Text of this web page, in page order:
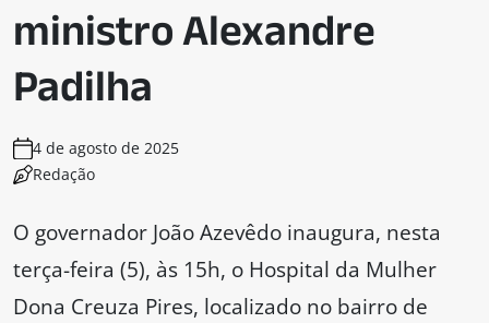
ministro Alexandre
Padilha
4 de agosto de 2025
Redação
O governador João Azevêdo inaugura, nesta
terça-feira (5), às 15h, o Hospital da Mulher
Dona Creuza Pires, localizado no bairro de